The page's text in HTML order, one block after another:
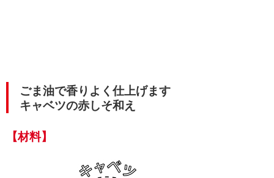
ごま油で香りよく仕上げます
キャベツの赤しそ和え
【材料】